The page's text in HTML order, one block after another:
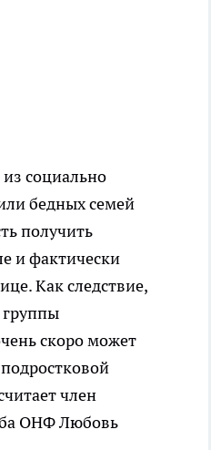
из социально
бедных семей
получить
и фактически
Как следствие,
группы
скоро может
подростковой
член
ОНФ Любовь